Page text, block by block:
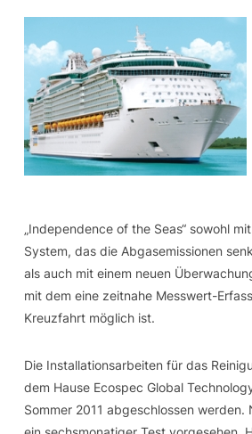
„Independence of the Seas“ sowohl
System, das die Abgasemissionen
als auch mit einem neuen
mit dem eine zeitnahe Messwert-
Kreuzfahrt möglich ist.
Die Installationsarbeiten für das
dem Hause Ecospec Global
Sommer 2011 abgeschlossen werden.